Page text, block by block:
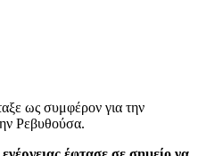
ως συμφέρον για την
Ρεβυθούσα.